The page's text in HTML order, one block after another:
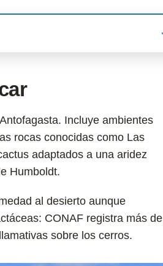
Incluye ambientes
rocas conocidas como Las
adaptados a una aridez
Humboldt.
al desierto aunque
CONAF registra más de
sobre los cerros.